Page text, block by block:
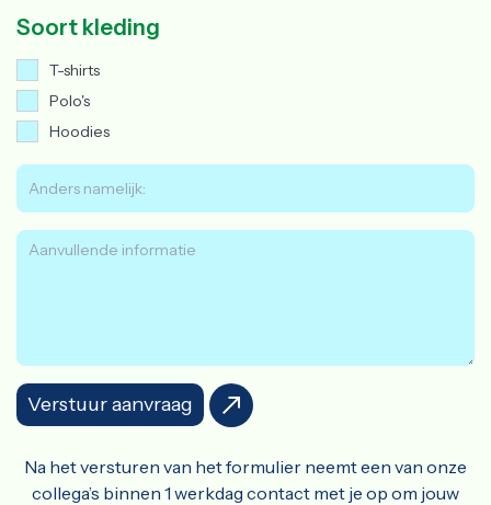
Soort kleding
T-shirts
Polo's
Hoodies
Verstuur aanvraag
Na het versturen van het formulier neemt een van onze
collega’s binnen 1 werkdag contact met je op om jouw